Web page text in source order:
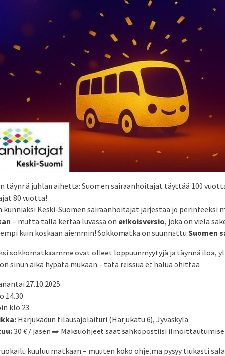
täynnä juhlan aihetta: Suomen sairaanhoitajat täyttää 100
80 vuotta!
kunniaksi Keski-Suomen sairaanhoitajat järjestää jo perinteeksi
– mutta tällä kertaa luvassa on erikoisversio, joka on vielä
kuin koskaan aiemmin! Sokkomatka on suunnattuSuomen
sokkomatkaamme ovat olleet loppuunmyytyjä ja täynnä iloa,
sinun aika hypätä mukaan – tätä reissua et halua ohittaa.
27.10.2025
14.30
klo 23
Harjukadun tilausajolaituri (Harjukatu 6), Jyväskylä
30 € / jäsen ➡️ Maksuohjeet saat sähköpostiisi
kuuluu matkaan – muuten koko ohjelma pysyy tiukasti